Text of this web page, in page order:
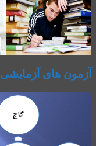
آزمون های آزمایشی